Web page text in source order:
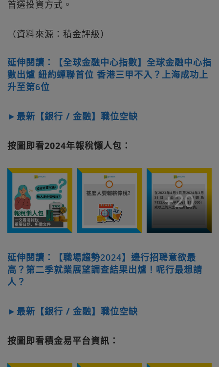
首選投資方式。
（資料來源：積金評級）
延伸閱讀：【全球金融中心指數】全球金融中心指
數出爐 紐約蟬聯首位 香港三甲不入？上海成功上
升至第6位
►最新【銀行 / 金融】職位空缺
按圖即看2024年報稅懶人包：
+20
延伸閱讀：【職場趨勢2024】邊行招聘意欲最
高？第二季就業展望調查結果出爐！呢行最想請
人？
►最新【銀行 / 金融】職位空缺
按圖即看積金易平台資訊：